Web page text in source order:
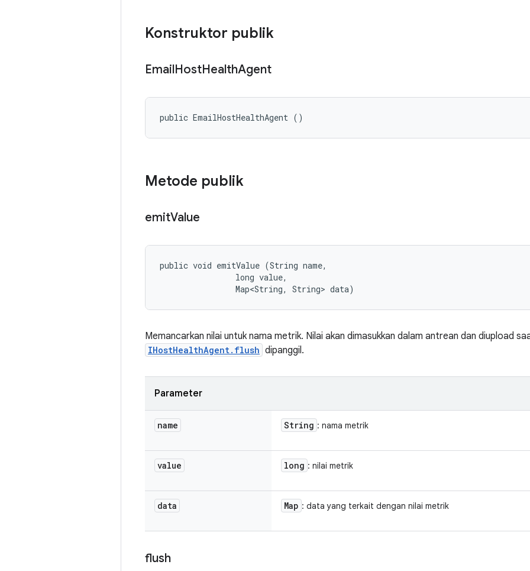
Konstruktor publik
EmailHostHealthAgent
public EmailHostHealthAgent ()
Metode publik
emitValue
public void emitValue (String name,
                long value,
                Map<String, String> data)
Memancarkan nilai untuk nama metrik. Nilai akan dimasukkan dalam antrean dan diupload
IHostHealthAgent.flush dipanggil.
Parameter
name String : nama metrik
value long : nilai metrik
data Map : data yang terkait dengan nilai metrik
flush